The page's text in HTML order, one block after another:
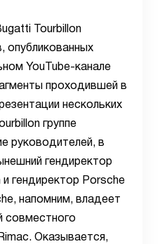
Tourbillon
опубликованных
YouTube-канале
проходившей в
нескольких
группе
руководителей, в
гендиректор
и гендиректор Porsche
напомним, владеет
совместного
Оказывается,